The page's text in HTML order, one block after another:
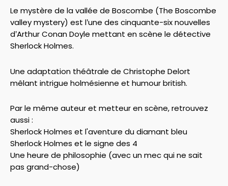
Le mystère de la vallée de Boscombe (The Boscombe
valley mystery) est l’une des cinquante-six nouvelles
d’Arthur Conan Doyle mettant en scène le détective
Sherlock Holmes.
Une adaptation théâtrale de Christophe Delort
mêlant intrigue holmésienne et humour british.
Par le même auteur et metteur en scène, retrouvez
aussi :
Sherlock Holmes et l'aventure du diamant bleu
Sherlock Holmes et le signe des 4
Une heure de philosophie (avec un mec qui ne sait
pas grand-chose)